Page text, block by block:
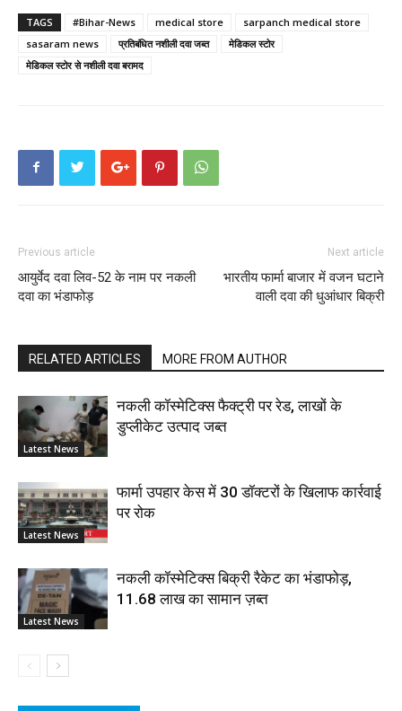
TAGS #Bihar-News medical store
sarpanch medical store
sasaram news
प्रतिबंधित नशीली दवा जब्त
मेडिकल स्टोर
मेडिकल स्टोर से नशीली दवा बरामद
Previous article
आयुर्वेद दवा लिव-52 के नाम पर नकली
दवा का भंडाफोड़
Next article
भारतीय फार्मा बाजार में वजन घटाने
वाली दवा की धुआंधार बिक्री
RELATED ARTICLES MORE FROM AUTHOR
Latest News
नकली कॉस्मेटिक्स फैक्ट्री पर रेड, लाखों के
डुप्लीकेट उत्पाद जब्त
Latest News
फार्मा उपहार केस में 30 डॉक्टरों के खिलाफ कार्रवाई
पर रोक
Latest News
नकली कॉस्मेटिक्स बिक्री रैकेट का भंडाफोड़,
11.68 लाख का सामान ज़ब्त